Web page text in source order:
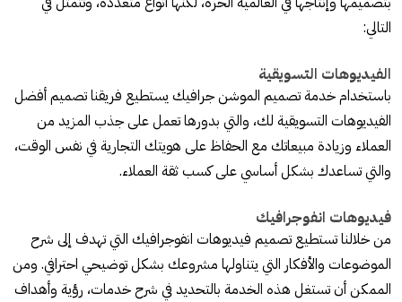
التالي:
الفيديوهات التسويقية
باستخدام خدمة تصميم الموشن جرافيك يستطيع فريقنا تصميم أفضل
الفيديوهات التسويقية لك، والتي بدورها تعمل على جذب المزيد من
العملاء وزيادة مبيعاتك مع الحفاظ على هويتك التجارية في نفس الوقت،
والتي تساعدك بشكل أساسي على كسب ثقة العملاء.
فيديوهات انفوجرافيك
من خلالنا تستطيع تصميم فيديوهات انفوجرافيك التي تهدف إلى شرح
الموضوعات والأفكار التي يتناولها مشروعك بشكل توضيحي احترافي. ومن
الممكن أن تستغل هذه الخدمة بالتحديد في شرح خدمات، رؤية وأهداف